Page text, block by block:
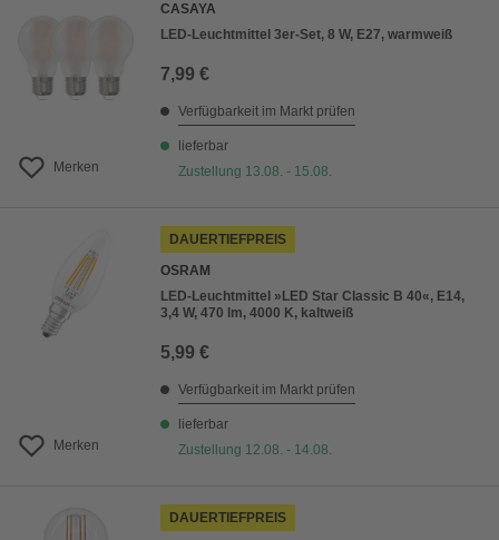
Merken
CASAYA
LED-Leuchtmittel 3er-Set, 8 W, E27, warmweiß
7,99 €
Verfügbarkeit im Markt prüfen
lieferbar
Zustellung 13.08. - 15.08.
Merken
DAUERTIEFPREIS
OSRAM
LED-Leuchtmittel »LED Star Classic B 40«, E14,
3,4 W, 470 lm, 4000 K, kaltweiß
5,99 €
Verfügbarkeit im Markt prüfen
lieferbar
Zustellung 12.08. - 14.08.
DAUERTIEFPREIS